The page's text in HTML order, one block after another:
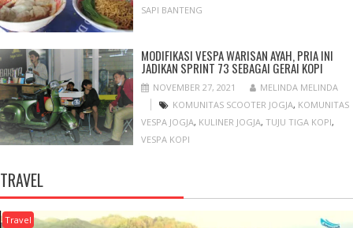
SAPI BANTENG
MODIFIKASI VESPA WARISAN AYAH, PRIA INI
JADIKAN SPRINT 73 SEBAGAI GERAI KOPI
NOVEMBER 27, 2021
MELINDA MELINDA
KOMUNITAS SCOOTER JOGJA, KOMUNITAS
VESPA JOGJA, KULINER JOGJA,TUJU TIGA KOPI,
VESPA KOPI
TRAVEL
Travel